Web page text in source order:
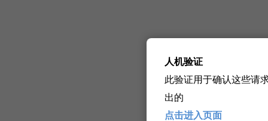
人机验证
此验证用于确认这些请
出的
点击进入页面